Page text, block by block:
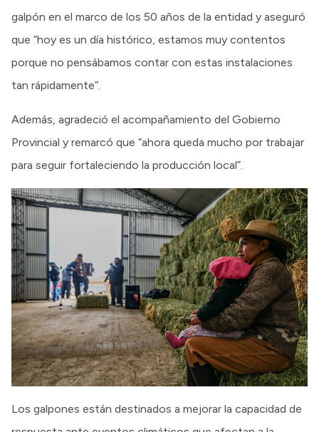
galpón en el marco de los 50 años de la entidad y aseguró
que “hoy es un día histórico, estamos muy contentos
porque no pensábamos contar con estas instalaciones
tan rápidamente”.
Además, agradeció el acompañamiento del Gobierno
Provincial y remarcó que “ahora queda mucho por trabajar
para seguir fortaleciendo la producción local”.
Los galpones están destinados a mejorar la capacidad de